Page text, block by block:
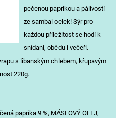
pečenou paprikou a pálivostí
ze sambal oelek! Sýr pro
každou příležitost se hodí k
snídani, obědu i večeři.
s libanským chlebem, křupavým
220g.
paprika 9 %, MÁSLOVÝ OLEJ,